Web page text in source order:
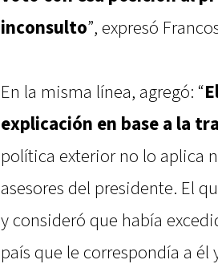
inconsulto”, expresó
En la misma línea, agregó: “
explicación en base a la
política exterior no lo aplica
asesores del presidente. El
y consideró que había
país que le correspondía a